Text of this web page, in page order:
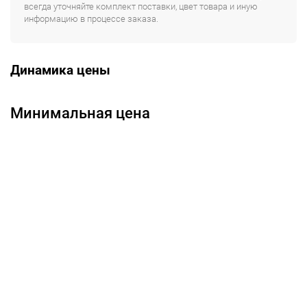
всегда уточняйте комплект поставки, цвет товара и иную
информацию в процессе заказа.
Динамика цены
Минимальная цена